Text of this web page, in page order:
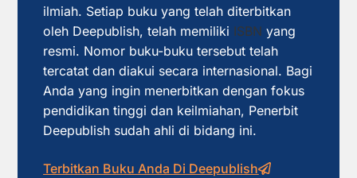
ilmiah. Setiap buku yang telah diterbitkan
oleh Deepublish, telah memiliki ISBN yang
resmi. Nomor buku-buku tersebut telah
tercatat dan diakui secara internasional. Bagi
Anda yang ingin menerbitkan dengan fokus
pendidikan tinggi dan keilmiahan, Penerbit
Deepublish sudah ahli di bidang ini.
Terbitkan Buku Anda Di Deepublish